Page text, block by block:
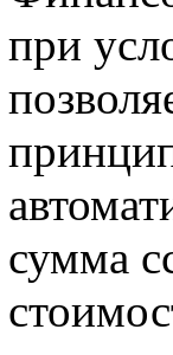
при
сумма